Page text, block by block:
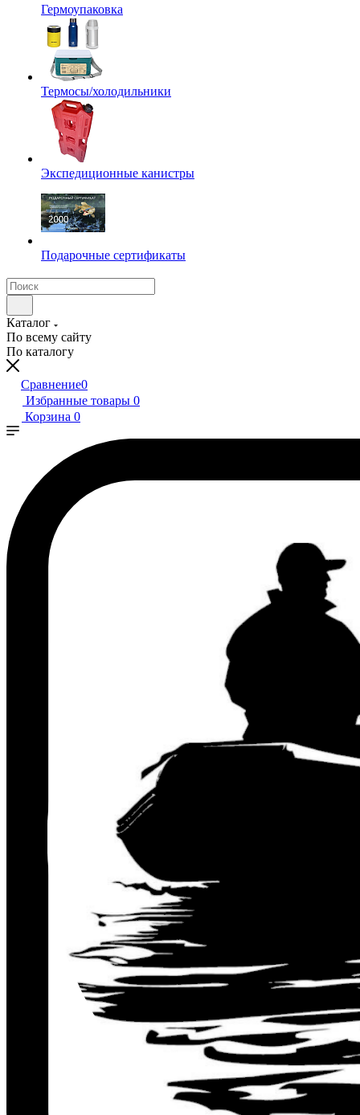
Гермоупаковка
Термосы/холодильники
Экспедиционные канистры
Подарочные сертификаты
Каталог
По всему сайту
По каталогу
Сравнение0
Избранные товары 0
Корзина 0